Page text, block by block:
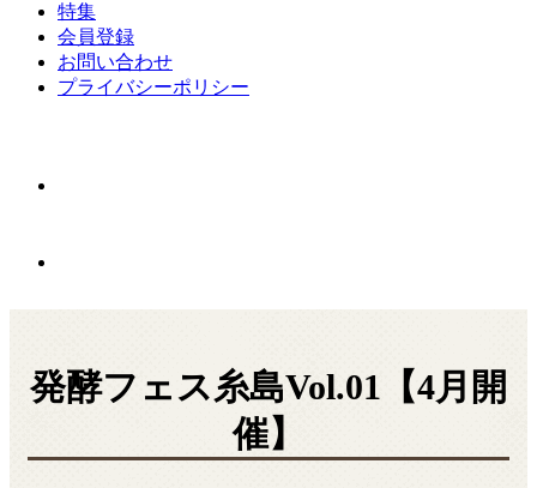
特集
会員登録
お問い合わせ
プライバシーポリシー
発酵フェス糸島Vol.01【4月開
催】